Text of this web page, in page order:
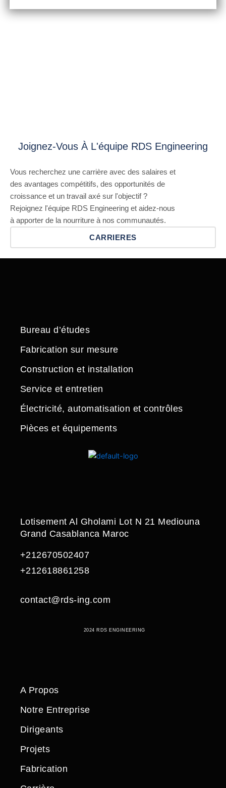
Joignez-Vous À L'équipe RDS Engineering
Vous recherchez une carrière avec des salaires et
des avantages compétitifs, des opportunités de
croissance et un travail axé sur l'objectif ?
Rejoignez l'équipe RDS Engineering et aidez-nous
à apporter de la nourriture à nos communautés.
CARRIERES
Bureau d’études
Fabrication sur mesure
Construction et installation
Service et entretien
Électricité, automatisation et contrôles
Pièces et équipements
Lotisement Al Gholami Lot N 21 Mediouna
Grand Casablanca Maroc
+212670502407
+212618861258
contact@rds-ing.com
2024 RDS ENGINEERING
A Propos
Notre Entreprise
Dirigeants
Projets
Fabrication